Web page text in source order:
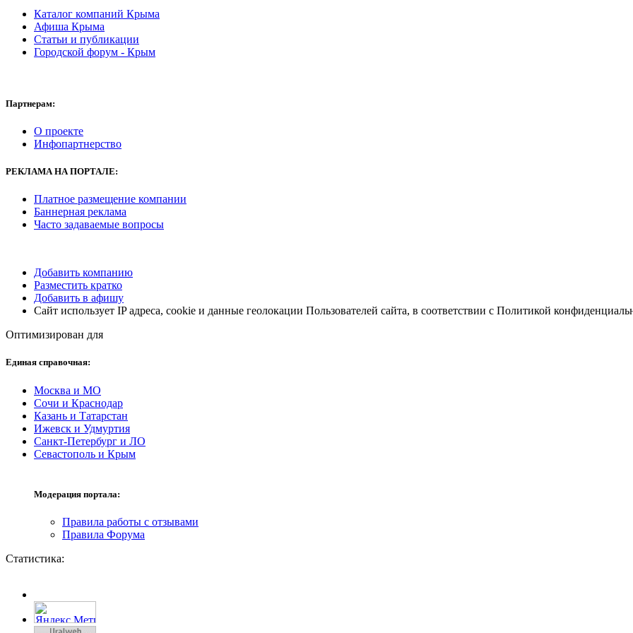
Каталог компаний Крыма
Афиша Крыма
Статьи и публикации
Городской форум - Крым
Партнерам:
О проекте
Инфопартнерство
РЕКЛАМАНА ПОРТАЛЕ:
Платное размещение компании
Баннерная реклама
Часто задаваемые вопросы
Добавить компанию
Разместить кратко
Добавить в афишу
Сайт использует IP адреса, cookie и данные геолокации Пользователей сайта, в соответствии с Политикой
Оптимизирован для
Единая справочная:
Москва и МО
Сочи и Краснодар
Казань и Татарстан
Ижевск и Удмуртия
Санкт-Петербург и ЛО
Севастополь и Крым
Модерация портала:
Правила работы с отзывами
Правила Форума
Статистика: